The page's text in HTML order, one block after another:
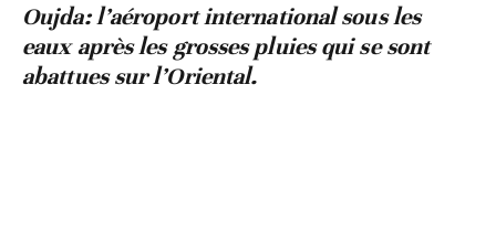
Oujda: l’aéroport international sous les
eaux après les grosses pluies qui se sont
abattues sur l’Oriental.